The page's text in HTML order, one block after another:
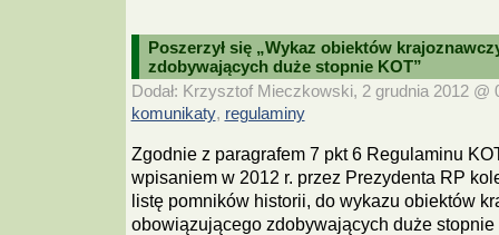
Poszerzył się „Wykaz obiektów
zdobywających duże stopnie KOT”
Dodał: Krzysztof Mieczkowski, 2 grudnia 2012 @
komunikaty, regulaminy
Zgodnie z paragrafem 7 pkt 6 Regulaminu
wpisaniem w 2012 r. przez Prezydenta RP
listę pomników historii, do wykazu obiektów
obowiązującego zdobywających duże